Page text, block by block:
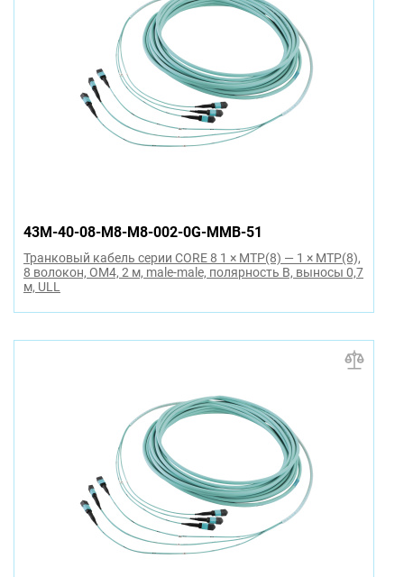
43M-40-08-M8-M8-002-0G-MMB-51
Транковый кабель серии CORE 8 1 × MTP(8) — 1 × MTP(8),
8 волокон, OM4, 2 м, male-male, полярность B, выносы 0,7
м, ULL